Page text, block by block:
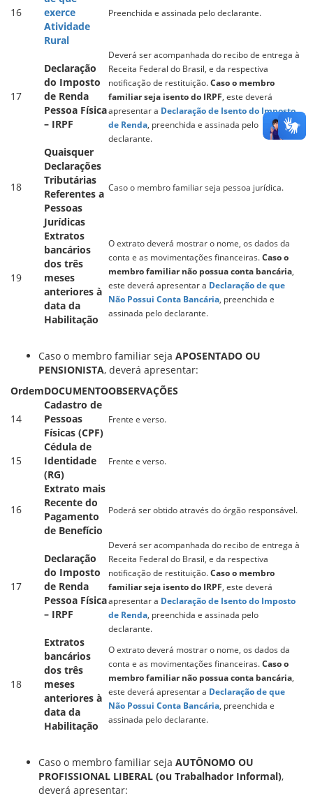
16
exerce
Atividade
Rural
Preenchida e assinada pelo declarante.
17
Declaração
do Imposto
de Renda
Pessoa Física
– IRPF
Deverá ser acompanhada do recibo de entrega à
Receita Federal do Brasil, e da respectiva
notificação de restituição. Caso o membro
familiar seja isento do IRPF , este deverá
apresentar a Declaração de Isento do Imposto
de Renda , preenchida e assinada pelo
declarante.
18
Quaisquer
Declarações
Tributárias
Referentes a
Pessoas
Jurídicas
Caso o membro familiar seja pessoa jurídica.
19
Extratos
bancários
dos três
meses
anteriores à
data da
Habilitação
O extrato deverá mostrar o nome, os dados da
conta e as movimentações financeiras. Caso o
membro familiar não possua conta bancária
este deverá apresentar a Declaração de que
Não Possui Conta Bancária , preenchida e
assinada pelo declarante.
Caso o membro familiar seja APOSENTADO OU
PENSIONISTA, deverá apresentar:
OrdemDOCUMENTOOBSERVAÇÕES
14
Cadastro de
Pessoas
Físicas (CPF)
Frente e verso.
15
Cédula de
Identidade
(RG)
Frente e verso.
16
Extrato mais
Recente do
Pagamento
de Benefício
Poderá ser obtido através do órgão responsável.
17
Declaração
do Imposto
de Renda
Pessoa Física
– IRPF
Deverá ser acompanhada do recibo de entrega à
Receita Federal do Brasil, e da respectiva
notificação de restituição. Caso o membro
familiar seja isento do IRPF , este deverá
apresentar a Declaração de Isento do Imposto
de Renda , preenchida e assinada pelo
declarante.
18
Extratos
bancários
dos três
meses
anteriores à
data da
Habilitação
O extrato deverá mostrar o nome, os dados da
conta e as movimentações financeiras. Caso o
membro familiar não possua conta bancária
este deverá apresentar a Declaração de que
Não Possui Conta Bancária , preenchida e
assinada pelo declarante.
Caso o membro familiar seja AUTÔNOMO OU
PROFISSIONAL LIBERAL (ou Trabalhador Informal),
deverá apresentar: